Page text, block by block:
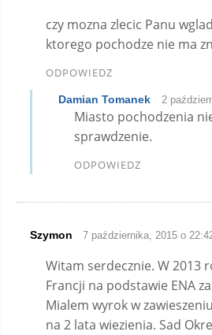
czy mozna zlecic Panu
ktorego pochodze nie ma
ODPOWIEDZ
Damian Tomanek 2
Miasto pochodzenia
sprawdzenie.
ODPOWIEDZ
Szymon 7 października, 2015 o
Witam serdecznie. W 2013
Francji na podstawie ENA
Mialem wyrok w
na 2 lata wiezienia. Sad